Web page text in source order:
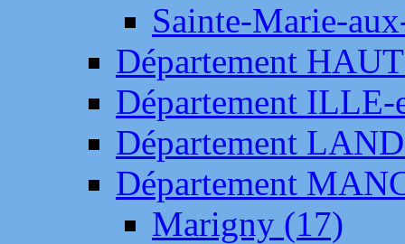
Sainte-Marie-
Département
Département
Département
Département
Marigny (17)